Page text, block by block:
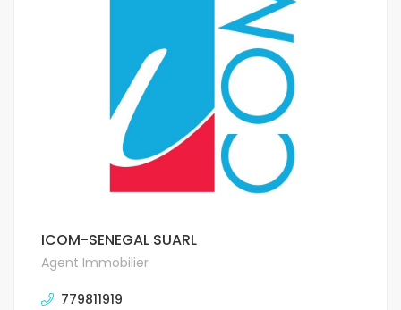
ICOM-SENEGAL SUARL
Agent Immobilier
779811919